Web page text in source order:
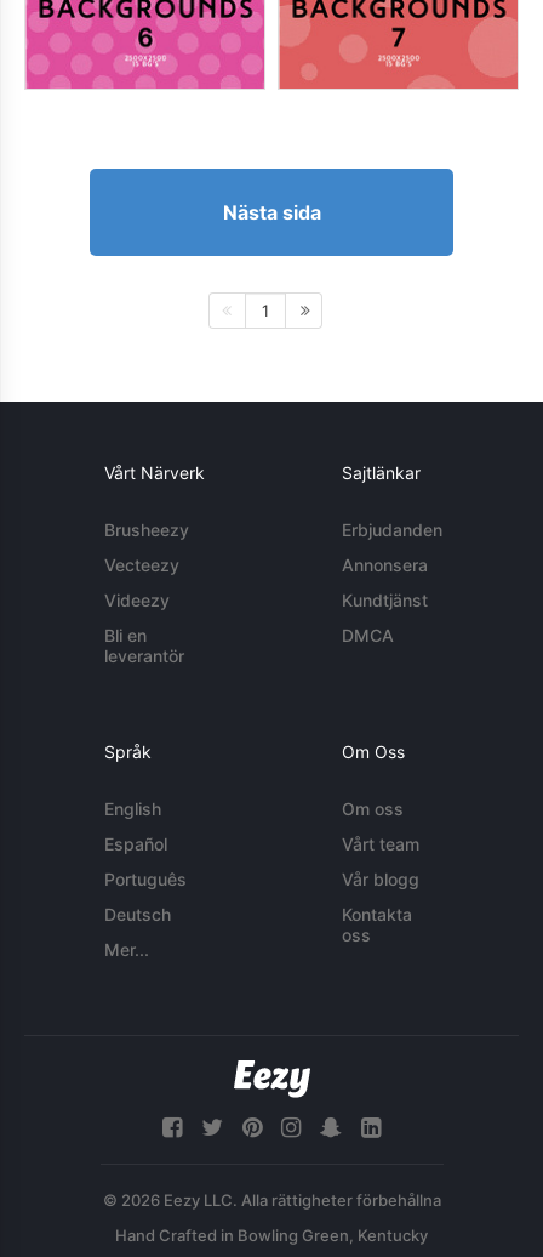
Nästa sida
1
Vårt Närverk
Brusheezy
Vecteezy
Videezy
Bli en
leverantör
Sajtlänkar
Erbjudanden
Annonsera
Kundtjänst
DMCA
Språk
English
Español
Português
Deutsch
Mer...
Om Oss
Om oss
Vårt team
Vår blogg
Kontakta
oss
© 2026 Eezy LLC. Alla rättigheter förbehållna